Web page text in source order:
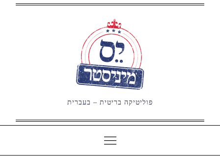
פוליטיקה בריטית – בעברית